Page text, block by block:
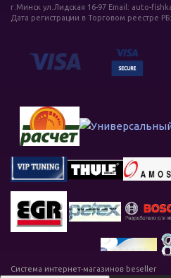
г.Минск ул.Лидская 16-97 Email: auto-
Дата регистрации в Торговом реестре
Система интернет-магазинов beseller